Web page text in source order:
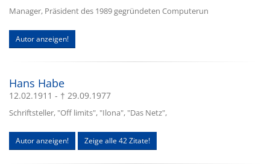
Manager, Präsident des 1989 gegründeten Computerun
Autor anzeigen!
Hans Habe
12.02.1911 - † 29.09.1977
Schriftsteller, "Off limits", "Ilona", "Das Netz",
Autor anzeigen! Zeige alle 42 Zitate!